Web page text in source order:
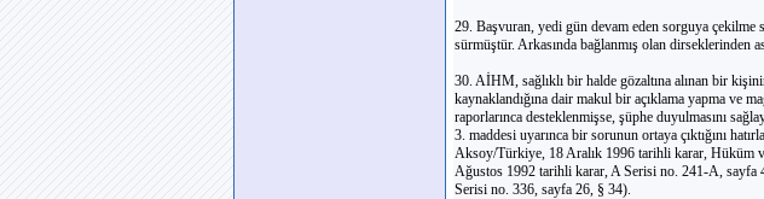
29. Başvuran, yedi gün devam eden sorguya çekilme
sürmüştür. Arkasında bağlanmış olan dirseklerinden
30. AİHM, sağlıklı bir halde gözaltına alınan bir
kaynaklandığına dair makul bir açıklama yapma ve
raporlarınca desteklenmişse, şüphe duyulmasını
3. maddesi uyarınca bir sorunun ortaya çıktığını
Aksoy/Türkiye, 18 Aralık 1996 tarihli karar, Hüküm
Ağustos 1992 tarihli karar, A Serisi no. 241-A,
Serisi no. 336, sayfa 26, § 34).